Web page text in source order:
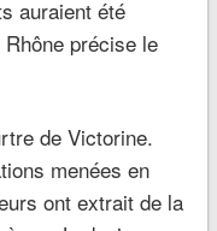
auraient été
précise le
de Victorine.
menées en
ont extrait de la